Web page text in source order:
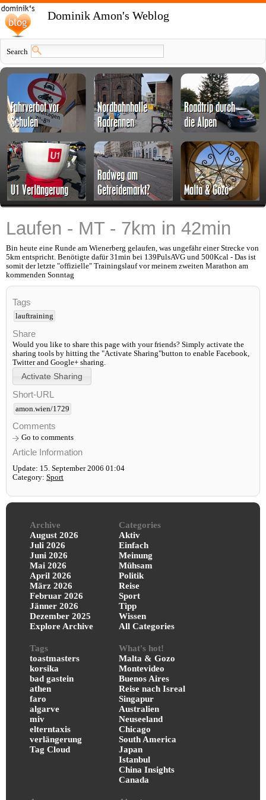
Dominik Amon's Weblog
Search
Laufen - MT - 7km in 42min
Bin heute eine Runde am Wienerberg gelaufen, was ungefähr einer Strecke von
5km entspricht. Benötigte dafür 31min bei 139PulsAVG und 500Kcal - Das ist
somit der letzte "offizielle" Trainingslauf vor meinem zweiten Marathon am
kommenden Sonntag
Tags
lauftraining
Share
Would you like to share this page with your friends? Simply activate the
sharing tools by hitting the "Activate Sharing"button to enable Facebook,
Twitter and Google+ sharing.
Short-URL
amon.wien/1729
Comments
Go to comments
Article Information
Update: 15. September 2006 01:04
Category: Sport
Archive
August 2026
Juli 2026
Juni 2026
Mai 2026
April 2026
März 2026
Februar 2026
Jänner 2026
Dezember 2025
Explore Archive
Categories
Aktiv
Einfach
Meinung
Mühsam
Politik
Reise
Sport
Tipp
Wissen
All Categories
Tags
toastmasters
korsika
bad gastein
athen
faro
algarve
miv
elterntaxis
verlängerung
Tag Cloud
What's hot!
Malta & Gozo
Montevideo
Buenos Aires
Reise nach Isreal
Singapur
Australien
Neuseeland
Chicago
South America
Japan
Istanbul
China Insights
Canada